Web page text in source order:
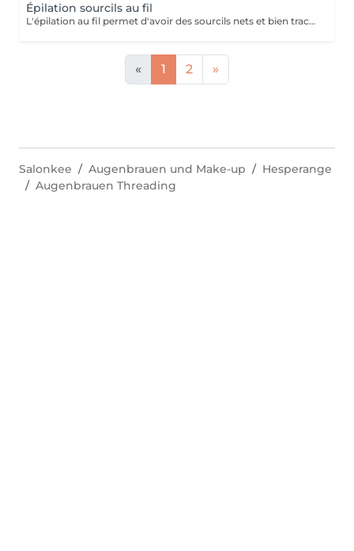
Épilation sourcils au fil
L'épilation au fil permet d'avoir des sourcils nets et bien tracés. Avec des sourcils bien dessinés, vous pourrez avoir un regard attrayant et charmant. Pas de poils incarnés Les poils incarnés sont des poils qui poussent sous la peau. Ils ne sont pas esthétiques. Ils peuvent aussi causer des inflammations et des boutons rouges douloureux. Avec l'épilation au fil, vous pouvez dire adieu aux poils incarnés. Vous aurez un résultat efficace et une peau douce. D'un autre côté, cette technique d'épilation évite les poils cassés.
« 1 2 »
Salonkee Augenbrauen und Make-up
Hesperange
Augenbrauen Threading